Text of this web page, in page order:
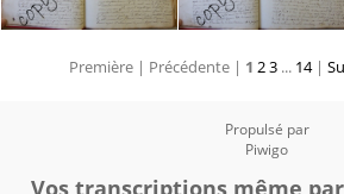
Première | Précédente | 1 23... 14 |
Propulsé par
Piwigo
Vos transcriptions même